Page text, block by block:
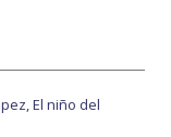
El niño del